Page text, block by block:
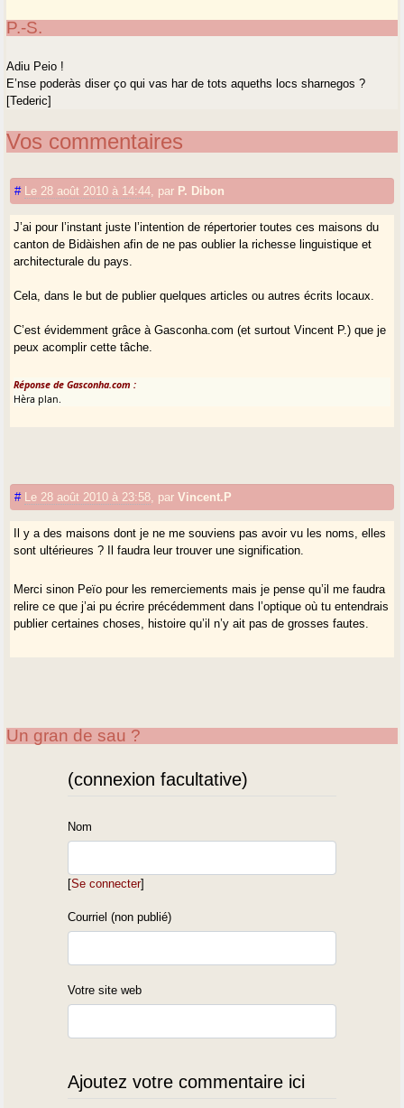
P.-S.
Adiu Peio !
E’nse poderàs diser ço qui vas har de tots aqueths locs sharnegos ?
[Tederic]
Vos commentaires
# Le 28 août 2010 à 14:44 par P. Dibon
J’ai pour l’instant juste l’intention de répertorier toutes ces maisons du
canton de Bidàishen afin de ne pas oublier la richesse linguistique et
architecturale du pays.
Cela, dans le but de publier quelques articles ou autres écrits locaux.
C’est évidemment grâce à Gasconha.com (et surtout Vincent P.) que je
peux acomplir cette tâche.
Réponse de Gasconha.com :
Hèra plan.
# Le 28 août 2010 à 23:58 parVincent.P
Il y a des maisons dont je ne me souviens pas avoir vu les noms, elles
sont ultérieures ? Il faudra leur trouver une signification.
Merci sinon Peïo pour les remerciements mais je pense qu’il me faudra
relire ce que j’ai pu écrire précédemment dans l’optique où tu entendrais
publier certaines choses, histoire qu’il n’y ait pas de grosses fautes.
Un gran de sau ?
(connexion facultative)
Nom
[Se connecter]
Courriel (non publié)
Votre site web
Ajoutez votre commentaire ici